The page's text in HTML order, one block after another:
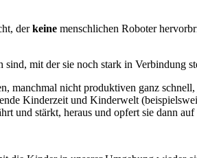
derkeine menschlichen Roboter
mit der sie noch stark in Verbindung
manchmal nicht produktiven ganz
Kinderzeit und Kinderwelt
und stärkt, heraus und opfert sie dann